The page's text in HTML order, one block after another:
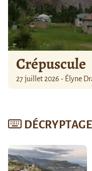
Crépuscule
27 juillet 2026 - Élyne
DÉCRYPTAGE